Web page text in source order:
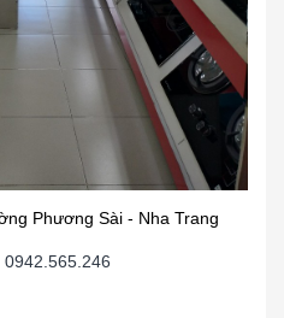
Phương Sài - Nha Trang
0942.565.246